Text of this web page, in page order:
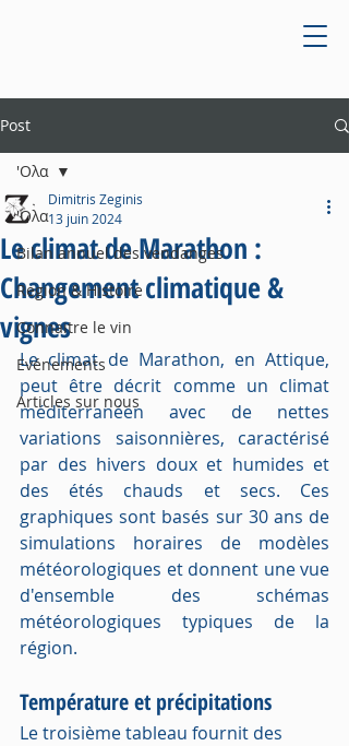
Post
'Ολα
Bilan annuel des vendanges
Region & Histoire
Connaitre le vin
Evénements
Articles sur nous
'Ολα
Le climat de Marathon :
Changement climatique &
vignes
Dimitris Zeginis
13 juin 2024
Le climat de Marathon, en Attique,
peut être décrit comme un climat
méditerranéen avec de nettes
variations saisonnières, caractérisé
par des hivers doux et humides et
des étés chauds et secs. Ces
graphiques sont basés sur 30 ans de
simulations horaires de modèles
météorologiques et donnent une vue
d'ensemble des schémas
météorologiques typiques de la
région.
Température et précipitations
Le troisième tableau fournit des